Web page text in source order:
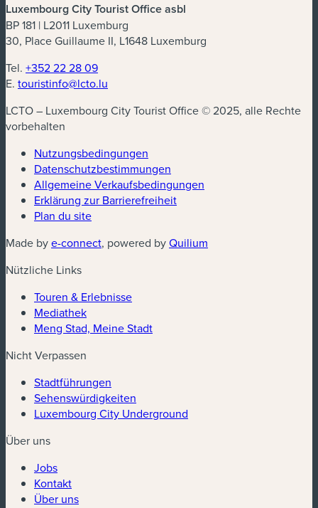
Luxembourg City Tourist Office asbl
BP 181 | L2011 Luxemburg
30, Place Guillaume II, L1648 Luxemburg
Tel. +352 22 28 09
E. touristinfo@lcto.lu
LCTO – Luxembourg City Tourist Office © 2025, alle Rechte
vorbehalten
Nutzungsbedingungen
Datenschutzbestimmungen
Allgemeine Verkaufsbedingungen
Erklärung zur Barrierefreiheit
Plan du site
Made bye-connect, powered byQuilium
Nützliche Links
Touren & Erlebnisse
Mediathek
Meng Stad, Meine Stadt
Nicht Verpassen
Stadtführungen
Sehenswürdigkeiten
Luxembourg City Underground
Über uns
Jobs
Kontakt
Über uns